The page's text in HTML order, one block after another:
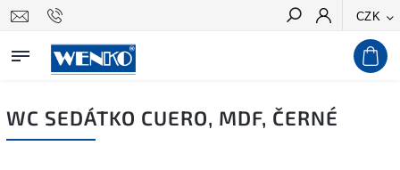
CZK
Hledat
WC SEDÁTKO CUERO, MDF, ČERNÉ